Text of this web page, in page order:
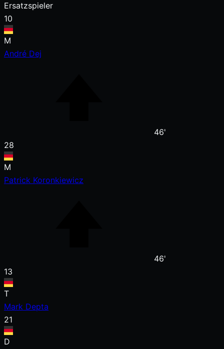
Ersatzspieler
10
M
André Dej
46'
28
M
Patrick Koronkiewicz
46'
13
T
Mark Depta
21
D